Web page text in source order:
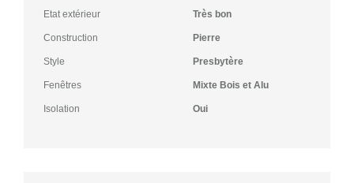
Etat extérieur Très bon
Construction Pierre
Style Presbytère
Fenêtres Mixte Bois et Alu
Isolation Oui